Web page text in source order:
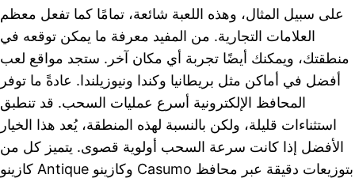
على سبيل المثال، وهذه اللعبة شائعة، تمامًا كما تفعل معظم
العلامات التجارية. من المفيد معرفة ما يمكن توقعه في
منطقتك، ويمكنك أيضًا تجربة أي مكان آخر. ستجد مواقع لعب
أفضل في أماكن مثل بريطانيا وكندا ونيوزيلندا. عادةً ما توفر
المحافظ الإلكترونية أسرع عمليات السحب. قد تنطبق
استثناءات قليلة، ولكن بالنسبة لهذه المنطقة، يُعد هذا الخيار
الأفضل إذا كانت سرعة السحب أولوية قصوى. يتميز كل من
كازينو Antique وكازينو Casumo بتوزيعات دقيقة عبر محافظ